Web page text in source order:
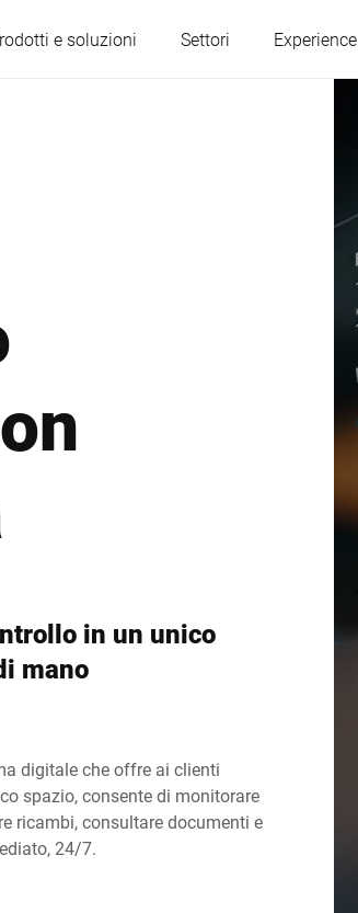
e soluzioni Settori Experience
in un unico
mano
digitale che offre ai clienti
spazio, consente di monitorare
ricambi, consultare documenti e
24/7.